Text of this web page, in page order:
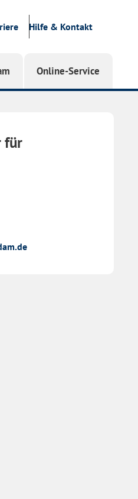
Hilfe & Kontakt
Online-Service
für